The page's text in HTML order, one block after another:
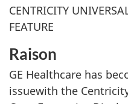
CENTRICITY
FEATURE
Raison
GE Healthcare has
issuewith the